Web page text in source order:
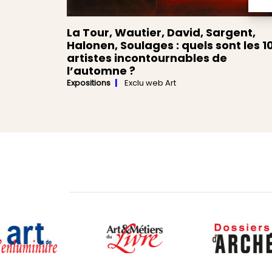
La Tour, Wautier, David, Sargent,
Halonen, Soulages : quels sont les
artistes incontournables de
l’automne ?
Expositions Exclu web Art